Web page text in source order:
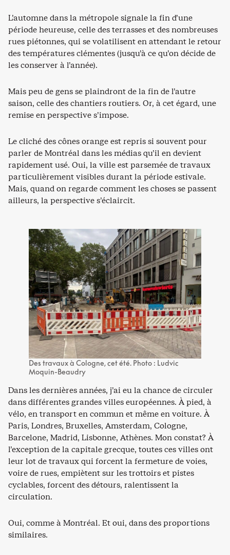
L’automne dans la métropole signale la fin d’une
période heureuse, celle des terrasses et des nombreuses
rues piétonnes, qui se volatilisent en attendant le retour
des températures clémentes (jusqu’à ce qu’on décide de
les conserver à l’année).
Mais peu de gens se plaindront de la fin de l’autre
saison, celle des chantiers routiers. Or, à cet égard, une
remise en perspective s’impose.
Le cliché des cônes orange est repris si souvent pour
parler de Montréal dans les médias qu’il en devient
rapidement usé. Oui, la ville est parsemée de travaux
particulièrement visibles durant la période estivale.
Mais, quand on regarde comment les choses se passent
ailleurs, la perspective s’éclaircit.
Des travaux à Cologne, cet été. Photo : Ludvic
Moquin-Beaudry
Dans les dernières années, j’ai eu la chance de circuler
dans différentes grandes villes européennes. À pied, à
vélo, en transport en commun et même en voiture. À
Paris, Londres, Bruxelles, Amsterdam, Cologne,
Barcelone, Madrid, Lisbonne, Athènes. Mon constat? À
l’exception de la capitale grecque, toutes ces villes ont
leur lot de travaux qui forcent la fermeture de voies,
voire de rues, empiètent sur les trottoirs et pistes
cyclables, forcent des détours, ralentissent la
circulation.
Oui, comme à Montréal. Et oui, dans des proportions
similaires.